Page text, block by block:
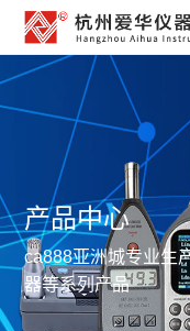
产品中心
ca888亚洲城专业生
器等系列产品